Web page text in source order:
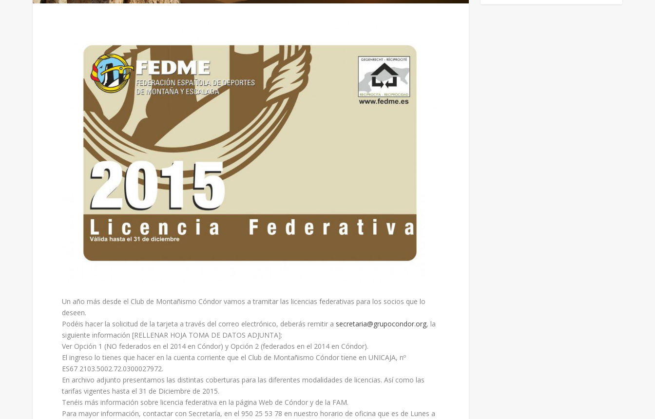
Un año más desde el Club de Montañismo Cóndor vamos a tramitar las licencias federativas para los socios que lo
deseen.
Podéis hacer la solicitud de la tarjeta a través del correo electrónico, deberás remitir a secretaria@grupocondor.org, la
siguiente información [RELLENAR HOJA TOMA DE DATOS ADJUNTA]:
Ver Opción 1 (NO federados en el 2014 en Cóndor) y Opción 2 (federados en el 2014 en Cóndor).
El ingreso lo tienes que hacer en la cuenta corriente que el Club de Montañismo Cóndor tiene en UNICAJA, nº
ES67 2103.5002.72.0300027972.
En archivo adjunto presentamos las distintas coberturas para las diferentes modalidades de licencias. Así como las
tarifas vigentes hasta el 31 de Diciembre de 2015.
Tenéis más información sobre licencia federativa en la página Web de Cóndor y de la FAM.
Para mayor información, contactar con Secretaría, en el 950 25 53 78 en nuestro horario de oficina que es de Lunes a